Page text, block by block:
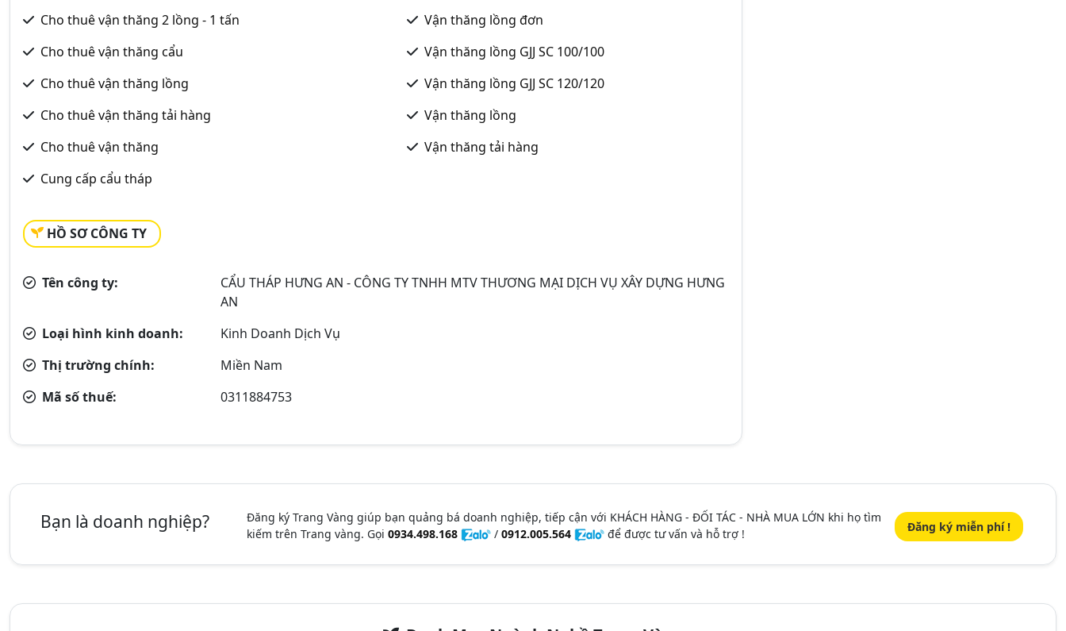
Cho thuê vận thăng 2 lồng - 1 tấn
Cho thuê vận thăng cẩu
Cho thuê vận thăng lồng
Cho thuê vận thăng tải hàng
Cho thuê vận thăng
Cung cấp cẩu tháp
Vận thăng lồng đơn
Vận thăng lồng GJJ SC 100/100
Vận thăng lồng GJJ SC 120/120
Vận thăng lồng
Vận thăng tải hàng
HỒ SƠ CÔNG TY
Tên công ty:
CẨU THÁP HƯNG AN - CÔNG TY TNHH MTV THƯƠNG MẠI DỊCH VỤ XÂY DỰNG HƯNG
AN
Loại hình kinh doanh:
Kinh Doanh Dịch Vụ
Thị trường chính:
Miền Nam
Mã số thuế:
0311884753
Bạn là doanh nghiệp?
Đăng ký Trang Vàng giúp bạn quảng bá doanh nghiệp, tiếp cận với KHÁCH HÀNG - ĐỐI TÁC - NHÀ MUA LỚN khi họ tìm
kiếm trên Trang vàng. Gọi 0934.498.168 / 0912.005.564 để được tư vấn và hỗ trợ ! Đăng ký miễn phí !